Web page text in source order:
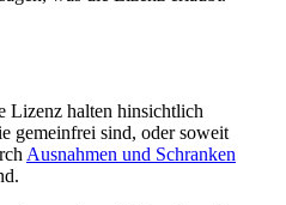
Lizenz halten hinsichtlich
gemeinfrei sind, oder soweit
Ausnahmen und Schranken